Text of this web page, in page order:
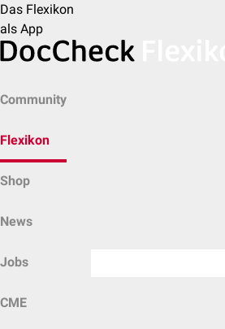
Das Flexikon
als App
Community
Flexikon
Shop
News
Jobs
CME